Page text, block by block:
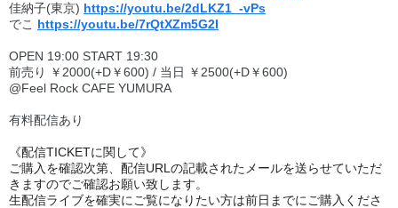
佳納子(東京) https://youtu.be/2dLKZ1_-vPs
でこ https://youtu.be/7rQtXZm5G2I
OPEN 19:00 START 19:30
前売り ￥2000(+D￥600) / 当日 ￥2500(+D￥600)
@Feel Rock CAFE YUMURA
有料配信あり
《配信TICKETに関して》
ご購入を確認次第、配信URLの記載されたメールを送らせていただ
きますのでご確認お願い致します。
生配信ライブを確実にご覧になりたい方は前日までにご購入くださ